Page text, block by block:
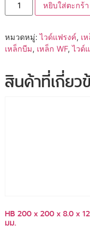
หยิบใส่ตะกร้า
หมวดหมู่:ไวด์แฟรงค์, เ
เหล็กบีม, เหล็ก WF,ไวด์
สินค้าที่เกี่ยว
HB 200 x 200 x 8.0 x
มม.